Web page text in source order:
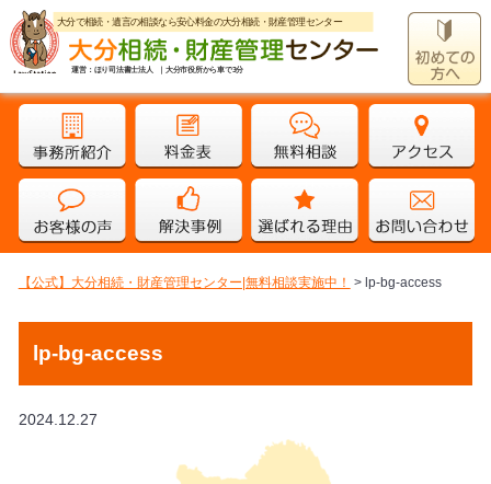
大分で相続・遺言の相談なら安心料金の大分相続・財産管理センター
運営：ほり司法書士法人 ｜大分市役所から車で3分
【公式】大分相続・財産管理センター|無料相談実施中！ > lp-bg-access
lp-bg-access
2024.12.27